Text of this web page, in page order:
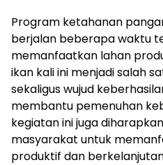
Program ketahanan
berjalan beberapa waktu
memanfaatkan lahan
ikan kali ini menjadi salah
sekaligus wujud
membantu pemenuhan
kegiatan ini juga
masyarakat untuk
produktif dan